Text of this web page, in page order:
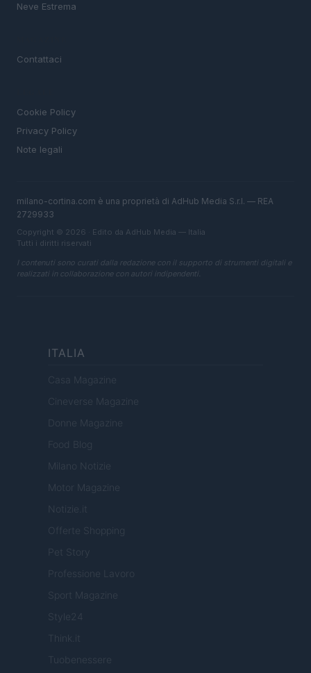
Neve Estrema
Contattaci
Cookie Policy
Privacy Policy
Note legali
milano-cortina.com è una proprietà di AdHub Media S.r.l. — REA
2729933
Copyright © 2026 · Edito da AdHub Media — Italia
Tutti i diritti riservati
I contenuti sono curati dalla redazione con il supporto di strumenti digitali e
realizzati in collaborazione con autori indipendenti.
ITALIA
Casa Magazine
Cineverse Magazine
Donne Magazine
Food Blog
Milano Notizie
Motor Magazine
Notizie.it
Offerte Shopping
Pet Story
Professione Lavoro
Sport Magazine
Style24
Think.it
Tuobenessere